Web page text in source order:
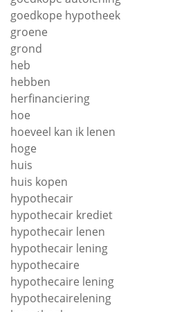
goedkope hypotheek
groene
grond
heb
hebben
herfinanciering
hoe
hoeveel kan ik lenen
hoge
huis
huis kopen
hypothecair
hypothecair krediet
hypothecair lenen
hypothecair lening
hypothecaire
hypothecaire lening
hypothecairelening